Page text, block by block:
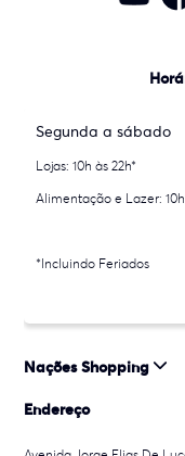
Segunda a sábado
Lojas: 10h às 22h*
Alimentação e Lazer: 10h
*Incluindo Feriados
Nações Shopping
Endereço